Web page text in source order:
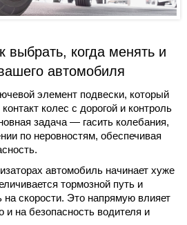
выбрать, когда менять и
автомобиля
элемент подвески, который
колес с дорогой и контроль
задача — гасить колебания,
по неровностям, обеспечивая
автомобиль начинает хуже
тормозной путь и
на скорости. Это напрямую влияет
и на безопасность водителя и